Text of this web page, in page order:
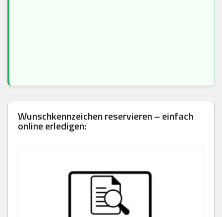
Wunschkennzeichen reservieren – einfach
online erledigen: